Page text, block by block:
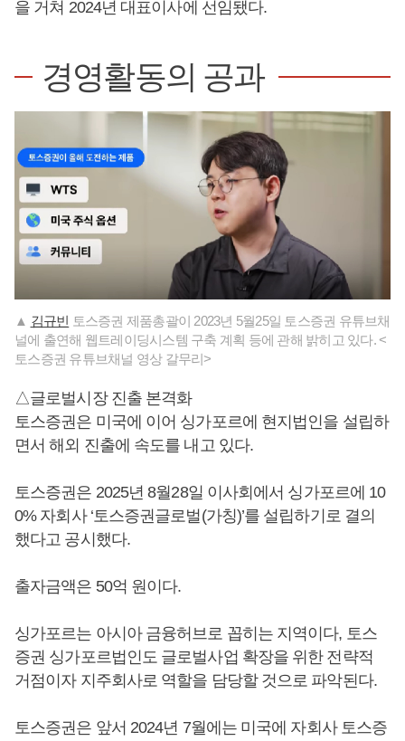
을 거쳐 2024년 대표이사에 선임됐다.
경영활동의 공과
▲ 김규빈 토스증권 제품총괄이 2023년 5월25일 토스증권 유튜브채
널에 출연해 웹트레이딩시스템 구축 계획 등에 관해 밝히고 있다. <
토스증권 유튜브채널 영상 갈무리>
△글로벌시장 진출 본격화
토스증권은 미국에 이어 싱가포르에 현지법인을 설립하
면서 해외 진출에 속도를 내고 있다.
토스증권은 2025년 8월28일 이사회에서 싱가포르에 10
0% 자회사 ‘토스증권글로벌(가칭)’를 설립하기로 결의
했다고 공시했다.
출자금액은 50억 원이다.
싱가포르는 아시아 금융허브로 꼽히는 지역이다, 토스
증권 싱가포르법인도 글로벌사업 확장을 위한 전략적
거점이자 지주회사로 역할을 담당할 것으로 파악된다.
토스증권은 앞서 2024년 7월에는 미국에 자회사 토스증